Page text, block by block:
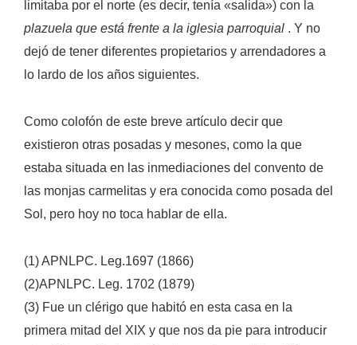
limitaba por el norte (es decir, tenía «salida») con la
plazuela que está frente a la iglesia parroquial . Y no
dejó de tener diferentes propietarios y arrendadores a
lo lardo de los años siguientes.
Como colofón de este breve artículo decir que
existieron otras posadas y mesones, como la que
estaba situada en las inmediaciones del convento de
las monjas carmelitas y era conocida como posada del
Sol, pero hoy no toca hablar de ella.
(1) APNLPC. Leg.1697 (1866)
(2)APNLPC. Leg. 1702 (1879)
(3) Fue un clérigo que habitó en esta casa en la
primera mitad del XIX y que nos da pie para introducir